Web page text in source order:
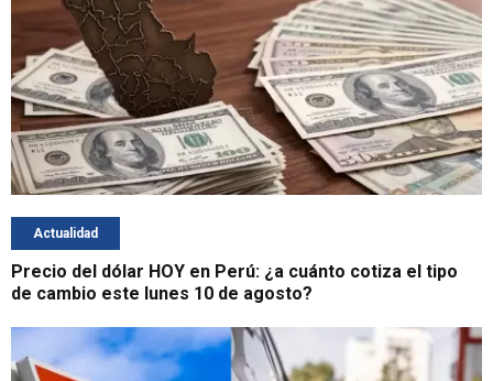
Actualidad
Precio del dólar HOY en Perú: ¿a cuánto cotiza el tipo
de cambio este lunes 10 de agosto?